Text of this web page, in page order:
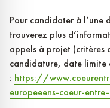
Pour candidater à l’une
trouverez plus
appels à projet (critères
candidature, date limite
: https://
europeeens-coeur-